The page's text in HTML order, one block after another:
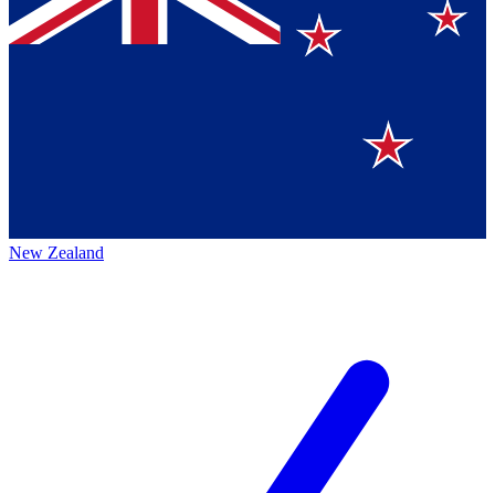
New Zealand